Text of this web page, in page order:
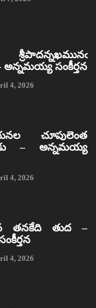
అన్నమయ్య సంకీర్తన
4, 2026
చూపులెంత
– అన్నమయ్య
4, 2026
తనకేది తుద –
4, 2026